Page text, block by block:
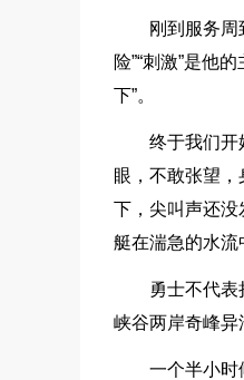
刚到服务
险”“刺激”是他
下”。
终于我们开
眼，不敢张望
下，尖叫声还没
艇在湍急的水流
勇士不代
峡谷两岸奇峰异
一个半小时